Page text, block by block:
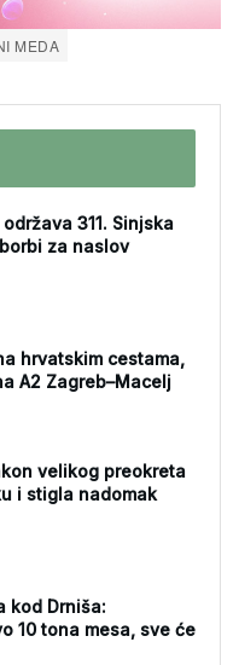
MEDA
311. Sinjska
za naslov
hrvatskim cestama,
A2 Zagreb–Macelj
velikog preokreta
i stigla nadomak
kod Drniša:
10 tona mesa, sve će